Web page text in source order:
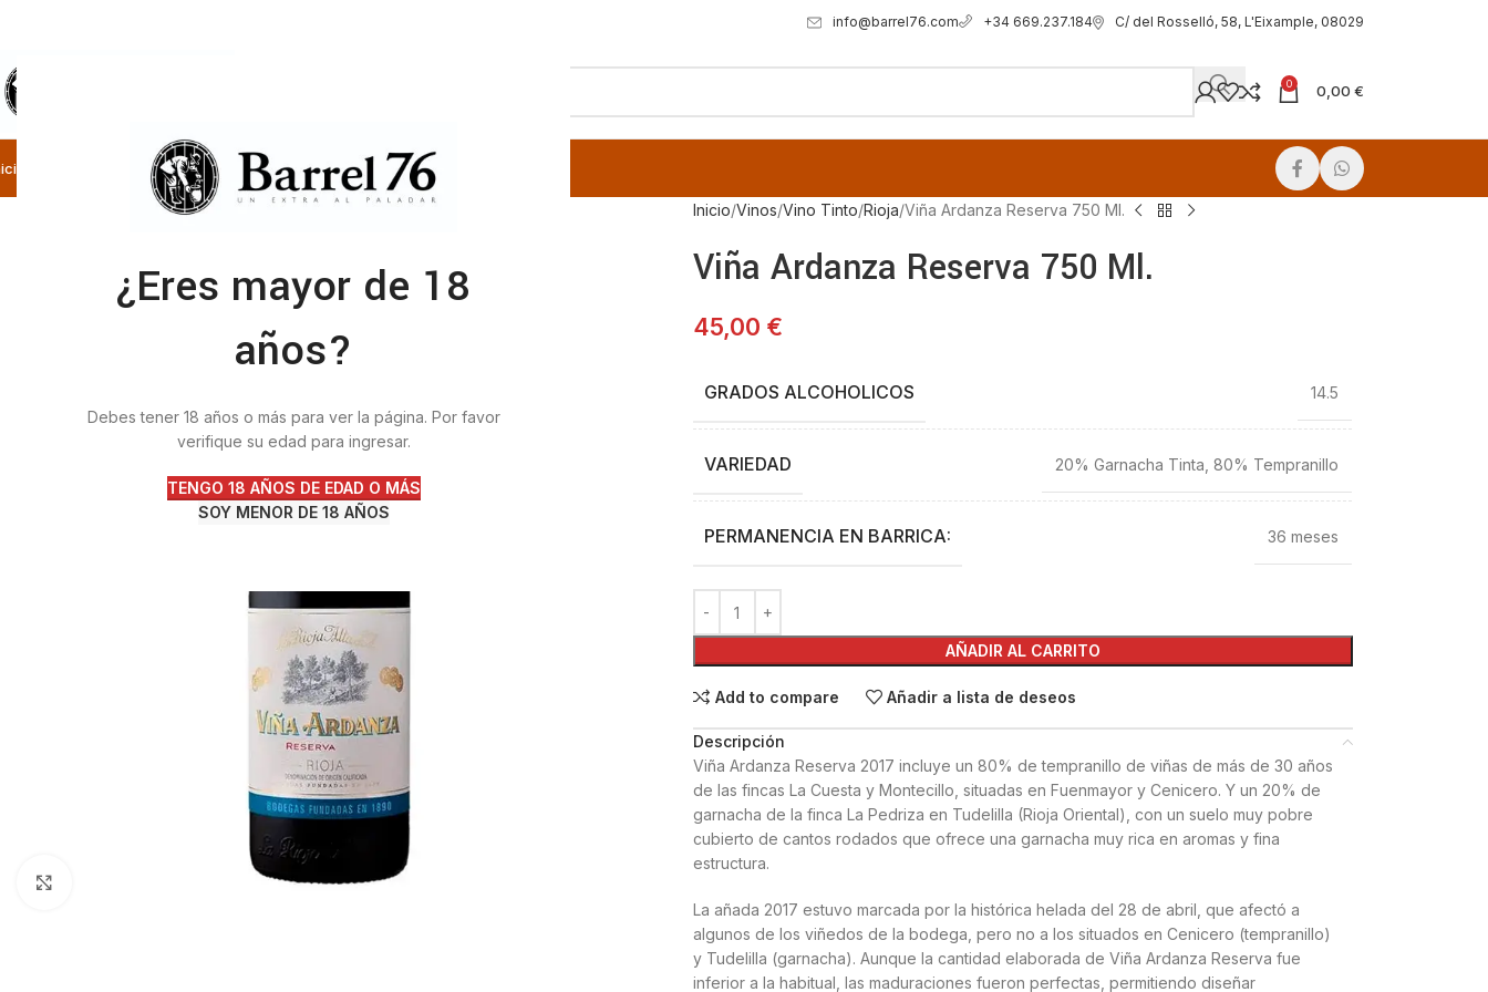
¿Eres mayor de 18
años?
Debes tener 18 años o más para ver la página. Por favor
verifique su edad para ingresar.
TENGO 18 AÑOS DE EDAD O MÁS
SOY MENOR DE 18 AÑOS
info@barrel76.com +34 669.237.184 C/ del Rosselló, 58, L'Eixample, 08029
0 0,00 €
CategoríasTiendaContacto
Inicio Vinos Vino Tinto Rioja Viña Ardanza Reserva 750 Ml.
Viña Ardanza Reserva 750 Ml.
45,00 €
GRADOS ALCOHOLICOS 14.5
VARIEDAD 20% Garnacha Tinta, 80% Tempranillo
PERMANENCIA EN BARRICA: 36 meses
AÑADIR AL CARRITO
Add to compare Añadir a lista de deseos
Descripción
Viña Ardanza Reserva 2017 incluye un 80% de tempranillo de viñas de más de 30 años
de las fincas La Cuesta y Montecillo, situadas en Fuenmayor y Cenicero. Y un 20% de
garnacha de la finca La Pedriza en Tudelilla (Rioja Oriental), con un suelo muy pobre
cubierto de cantos rodados que ofrece una garnacha muy rica en aromas y fina
estructura.
La añada 2017 estuvo marcada por la histórica helada del 28 de abril, que afectó a
algunos de los viñedos de la bodega, pero no a los situados en Cenicero (tempranillo)
y Tudelilla (garnacha). Aunque la cantidad elaborada de Viña Ardanza Reserva fue
inferior a la habitual, las maduraciones fueron perfectas, permitiendo diseñar